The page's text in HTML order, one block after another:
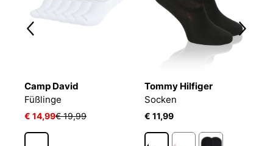
Camp David
Füßlinge
€ 14,99€ 19,99
Tommy Hilfiger
Socken
€ 11,99